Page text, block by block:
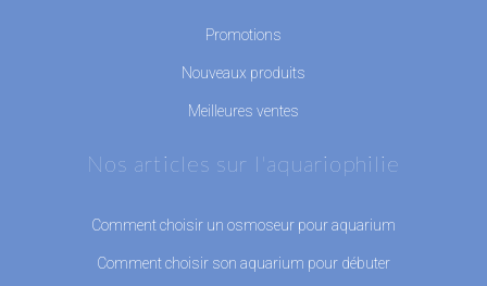
Promotions
Nouveaux produits
Meilleures ventes
Nos articles sur l'aquariophilie
Comment choisir un osmoseur pour aquarium
Comment choisir son aquarium pour débuter